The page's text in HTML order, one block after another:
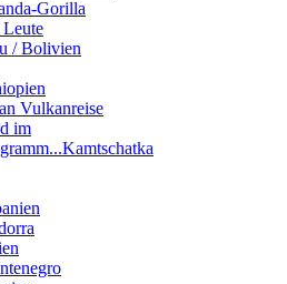
Gorilla
/ Bolivien
Vulkanreise
im